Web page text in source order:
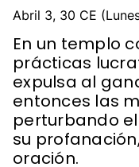
Abril 3, 30 CE
En un templo
prácticas
expulsa al
entonces las
perturbando
su
oración.